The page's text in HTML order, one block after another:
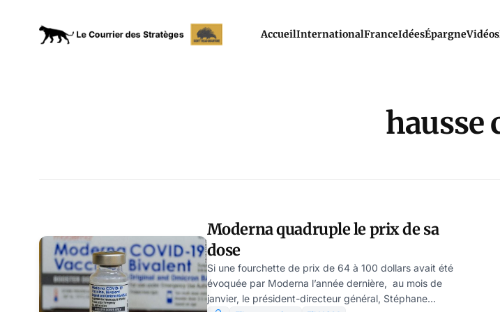
AccueilInternationalFranceIdéesÉpargneVidéos
hausse
Moderna quadruple le prix de sa
dose
Si une fourchette de prix de 64 à 100 dollars avait été
évoquée par Moderna l’année dernière, au mois de
janvier, le président-directeur général, Stéphane